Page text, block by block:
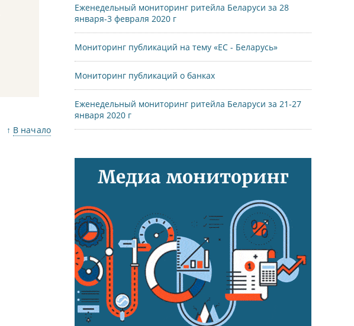
↑ В начало
Еженедельный мониторинг ритейла Беларуси за 28
января-3 февраля 2020 г
Мониторинг публикаций на тему «ЕС - Беларусь»
Мониторинг публикаций о банках
Еженедельный мониторинг ритейла Беларуси за 21-27
января 2020 г